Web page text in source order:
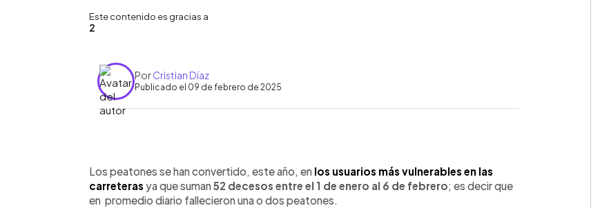
Este contenido es gracias a
2
PorCristian Díaz
Publicado el 09 de febrero de 2025
► Escuchar artículo
Los peatones se han convertido, este año, en los usuarios más vulnerables en las
carreteras ya que suman52 decesos entre el 1 de enero al 6 de febrero; es decir que
en promedio diario fallecieron una o dos peatones.